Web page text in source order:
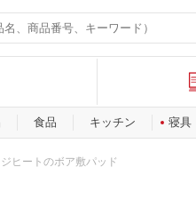
食品 キッチン 寝具
ヒートのボア敷パッド